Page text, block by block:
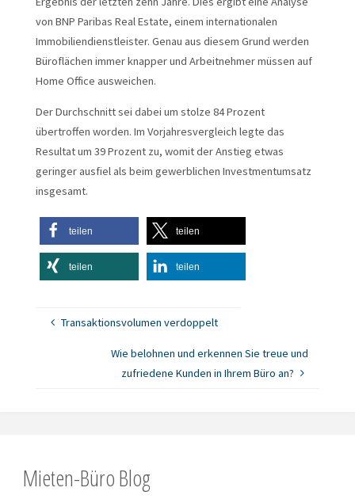
von BNP Paribas Real Estate, einem internationalen
Immobiliendienstleister. Genau aus diesem Grund werden
Büroflächen immer knapper und Arbeitnehmer müssen auf
Home Office ausweichen.
Der Durchschnitt sei dabei um stolze 84 Prozent
übertroffen worden. Im Vorjahresvergleich legte das
Resultat um 39 Prozent zu, womit der Anstieg etwas
geringer ausfiel als beim gewerblichen Investmentumsatz
insgesamt.
teilen teilen
teilen teilen
Transaktionsvolumen verdoppelt
Wie belohnen und erkennen Sie treue und
zufriedene Kunden in Ihrem Büro an?
Mieten-Büro Blog